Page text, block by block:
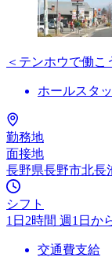
＜テンホウで働こ
ホールスタ
勤務地
面接地
長野県長野市北長
シフト
1日2時間 週1日か
交通費支給